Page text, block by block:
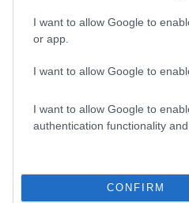
I want to allow Google to
or app.
I want to allow Google to
I want to allow Google to
authentication functionality
CONFIRM
Σέρρες:
σφοδρής
7/08/2026 -